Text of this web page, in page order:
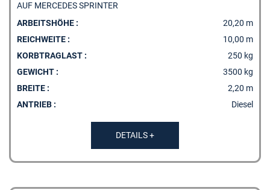
AUF MERCEDES SPRINTER
ARBEITSHÖHE :
20,20 m
REICHWEITE :
10,00 m
KORBTRAGLAST :
250 kg
GEWICHT :
3500 kg
BREITE :
2,20 m
ANTRIEB :
Diesel
DETAILS +